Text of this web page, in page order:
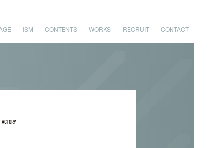
ISM CONTENTS WORKS RECRUIT CONTACT